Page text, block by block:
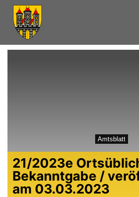
Amtsblatt
21/2023e
Bekanntgabe /
am 03.03.2023